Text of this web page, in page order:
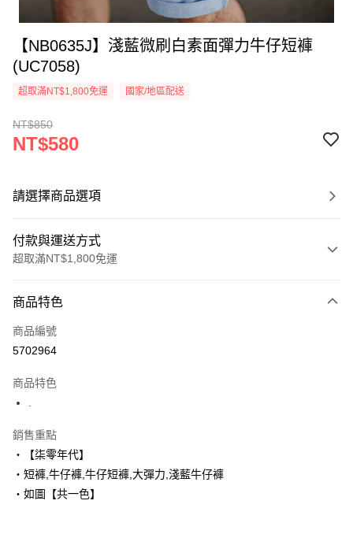
【NB0635J】淺藍微刷白素面彈力牛仔短褲
(UC7058)
超取滿NT$1,800免運 國家/地區配送
NT$850
NT$580
請選擇商品選項
付款與運送方式
超取滿NT$1,800免運
信用卡一次付款
超商取貨付款
街口支付
悠遊付
Google Pay
商品特色
商品編號
5702964
商品特色
銷售重點
‧【柒零年代】
‧短褲,牛仔褲,牛仔短褲,大彈力,淺藍牛仔褲
‧如圖【共一色】